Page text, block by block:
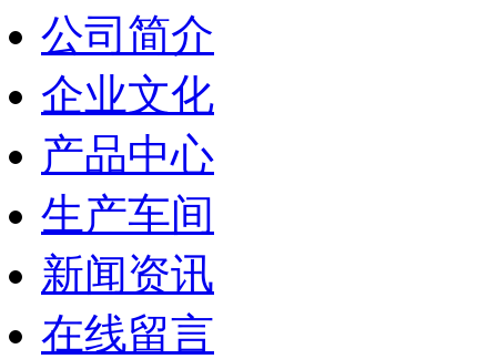
公司简介
企业文化
产品中心
生产车间
新闻资讯
在线留言